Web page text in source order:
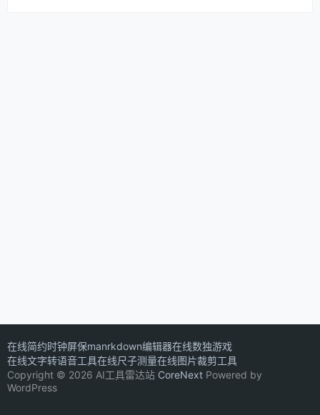
在线简约时钟屏保manrkdown编辑器在线数独游戏
在线文字转语音工具在线尺子测量在线图片裁剪工具
Copyright © 2026 AI工具雷达站 CoreNext Powered by
WordPress